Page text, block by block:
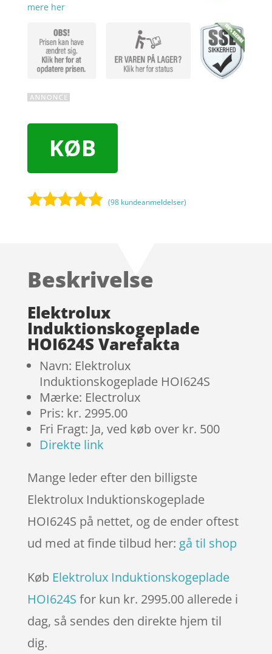
mere her
KØB
kundebedø
(98 kundeanmeldelser)
Beskrivelse
Elektrolux
Induktionskogeplade
HOI624S Varefakta
Navn: Elektrolux
Induktionskogeplade HOI624S
Mærke: Electrolux
Pris: kr. 2995.00
Fri Fragt: Ja, ved køb over kr. 500
Direkte link
Mange leder efter den billigste
Elektrolux Induktionskogeplade
HOI624S på nettet, og de ender oftest
ud med at finde tilbud her: gå til shop
Køb Elektrolux Induktionskogeplade
HOI624S for kun kr. 2995.00 allerede i
dag, så sendes den direkte hjem til
dig.